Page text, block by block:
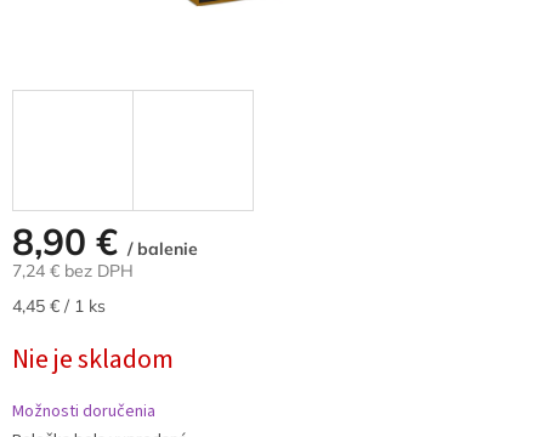
8,90 € / balenie
7,24 € bez DPH
Jednotková
4,45 € / 1 ks
Nie je skladom
Možnosti doručenia